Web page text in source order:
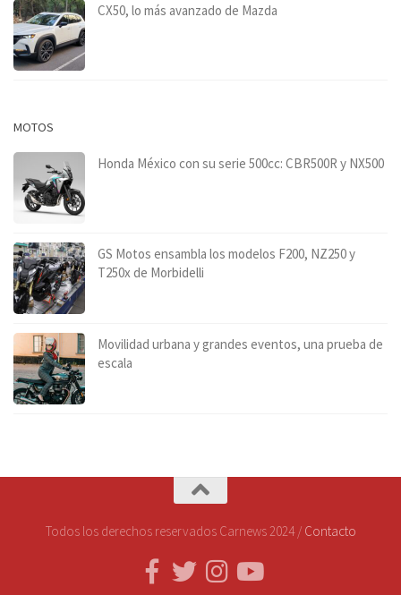
CX50, lo más avanzado de Mazda
MOTOS
Honda México con su serie 500cc: CBR500R y NX500
GS Motos ensambla los modelos F200, NZ250 y
T250x de Morbidelli
Movilidad urbana y grandes eventos, una prueba de
escala
Todos los derechos reservados Carnews 2024 / Contacto